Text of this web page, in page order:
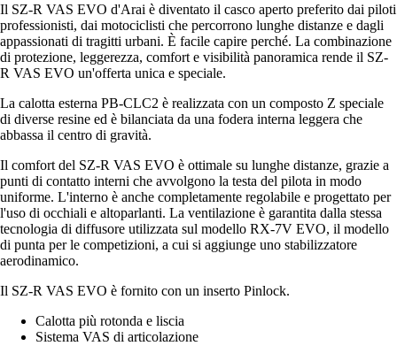
Il SZ-R VAS EVO d'Arai è diventato il casco aperto preferito dai piloti
professionisti, dai motociclisti che percorrono lunghe distanze e dagli
appassionati di tragitti urbani. È facile capire perché. La combinazione
di protezione, leggerezza, comfort e visibilità panoramica rende il SZ-
R VAS EVO un'offerta unica e speciale.
La calotta esterna PB-CLC2 è realizzata con un composto Z speciale
di diverse resine ed è bilanciata da una fodera interna leggera che
abbassa il centro di gravità.
Il comfort del SZ-R VAS EVO è ottimale su lunghe distanze, grazie a
punti di contatto interni che avvolgono la testa del pilota in modo
uniforme. L'interno è anche completamente regolabile e progettato per
l'uso di occhiali e altoparlanti. La ventilazione è garantita dalla stessa
tecnologia di diffusore utilizzata sul modello RX-7V EVO, il modello
di punta per le competizioni, a cui si aggiunge uno stabilizzatore
aerodinamico.
Il SZ-R VAS EVO è fornito con un inserto Pinlock.
Calotta più rotonda e liscia
Sistema VAS di articolazione